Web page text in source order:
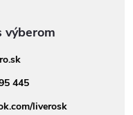
445
liverosk